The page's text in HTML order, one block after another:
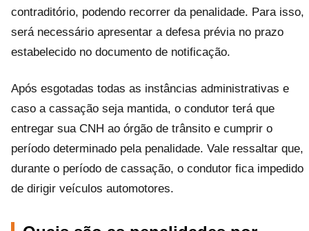
contraditório, podendo recorrer da penalidade. Para isso,
será necessário apresentar a defesa prévia no prazo
estabelecido no documento de notificação.
Após esgotadas todas as instâncias administrativas e
caso a cassação seja mantida, o condutor terá que
entregar sua CNH ao órgão de trânsito e cumprir o
período determinado pela penalidade. Vale ressaltar que,
durante o período de cassação, o condutor fica impedido
de dirigir veículos automotores.